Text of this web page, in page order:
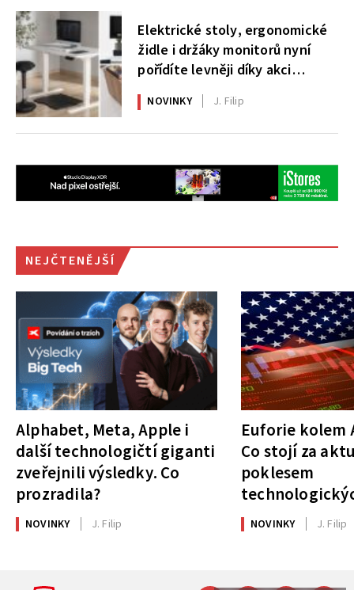
Elektrické stoly, ergonomické
židle i držáky monitorů nyní
pořídíte levněji díky akci
AlzaErgo
NOVINKY J. Filip
NEJČTENĚJŠÍ
Alphabet, Meta, Apple i
další technologičtí giganti
zveřejnili výsledky. Co
prozradila?
NOVINKY J. Filip
Euforie kolem
Co stojí za
poklesem
NOVINKY J. Filip